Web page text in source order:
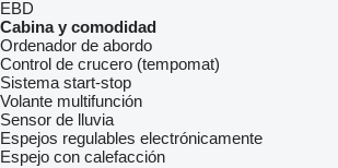
EBD
Cabina y comodidad
Ordenador de abordo
Control de crucero (tempomat)
Sistema start-stop
Volante multifunción
Sensor de lluvia
Espejos regulables electrónicamente
Espejo con calefacción